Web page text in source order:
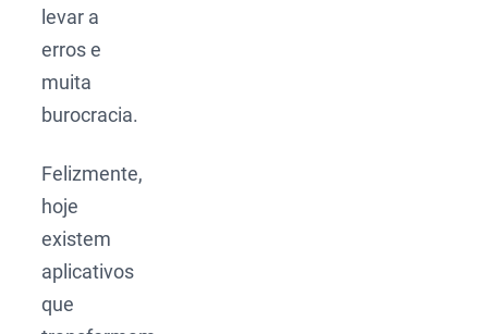
levar a
erros e
muita
burocracia.
Felizmente,
hoje
existem
aplicativos
que